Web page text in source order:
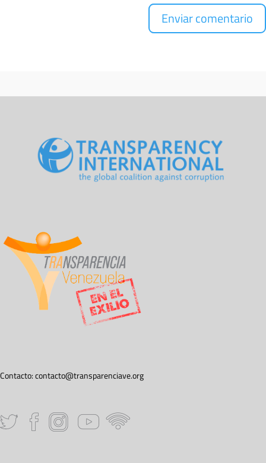
Contacto:contacto@transparenciave.org